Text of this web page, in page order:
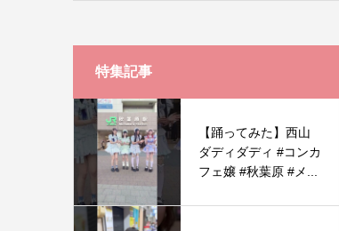
特集記事
【踊ってみた】西山
ダディダディ #コンカ
フェ嬢 #秋葉原 #メ...